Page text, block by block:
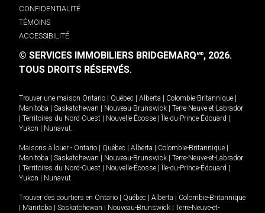
CONFIDENTIALITÉ
TÉMOINS
ACCESSIBILITÉ
© SERVICES IMMOBILIERS BRIDGEMARQMD, 2026.
TOUS DROITS RÉSERVÉS.
Trouver une maison Ontario Québec Alberta Colombie-Britannique
Manitoba
Saskatchewan Nouveau-Brunswick
Terre-Neuve-et-Labrador
Territoires du Nord-Ouest Nouvelle-Écosse Île-du-Prince-Édouard
Yukon
Nunavut.
Maisons à louer - Ontario Québec Alberta Colombie-Britannique
Manitoba
Saskatchewan Nouveau-Brunswick
Terre-Neuve-et-Labrador
Territoires du Nord-Ouest Nouvelle-Écosse Île-du-Prince-Édouard
Yukon
Nunavut.
Trouver des courtiers en Ontario Québec Alberta
Colombie-Britannique
Manitoba Saskatchewan Nouveau-Brunswick
Terre-Neuve-et-